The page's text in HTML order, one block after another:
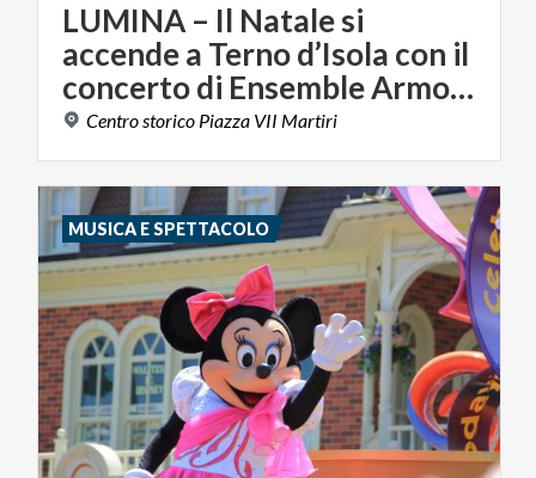
LUMINA – Il Natale si
accende a Terno d’Isola con il
concerto di Ensemble Armonie
Centrostorico Piazza VII Martiri
MUSICA E SPETTACOLO